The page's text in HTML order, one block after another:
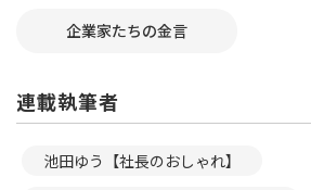
企業家たちの金言
連載執筆者
池田ゆう【社長のおしゃれ】